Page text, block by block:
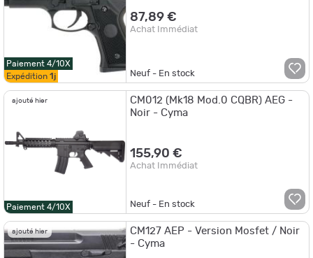
Paiement 4/10X
Expédition 1j
87,89 €
Achat Immédiat
Neuf - En stock
ajouté hier
Paiement 4/10X
CM012 (Mk18 Mod.0 CQBR) AEG -
Noir - Cyma
155,90 €
Achat Immédiat
Neuf - En stock
ajouté hier
CM127 AEP - Version Mosfet / Noir
- Cyma